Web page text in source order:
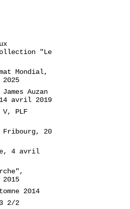
"Le
Mondial,
Auzan
avril 2019
PLF
20
4 avril
2014
2/2